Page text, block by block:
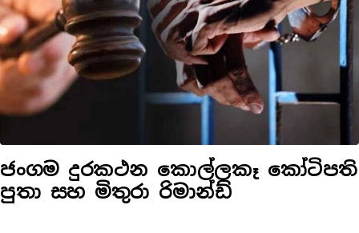
ජංගම දුරකථන කොල්ලකෑ කෝටිපති
පුතා සහ මිතුරා රිමාන්ඩ්